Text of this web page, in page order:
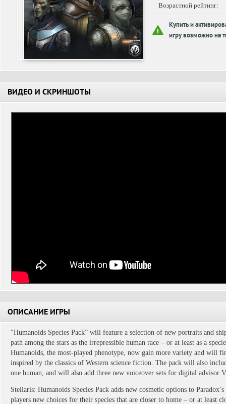
Возрастной рейтинг:
Купить и
игру возможно на
ВИДЕО И СКРИНШОТЫ
ОПИСАНИЕ ИГРЫ
“Humanoids Species Pack” will feature a selection of new portraits and
path among the stars as the irrepressible human race – or at least as a
Humanoids, the most-played phenotype, now gain more variety and will
inspired by the classics of Western science fiction. The pack will also
one human, and will also add three new voiceover sets for digital
Stellaris: Humanoids Species Pack adds new cosmetic options to
players new choices for their species that are closer to home – or at least